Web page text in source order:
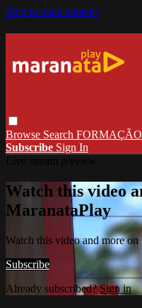
Skip to main content
Browse Search FORMAÇÃO
Subscribe Sign In
Watch this video
MaranataPlay
Watch this video and more on
Subscribe
Already subscribed?Sign in